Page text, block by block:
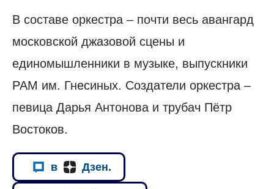
В составе оркестра – почти весь авангард
московской джазовой сцены и
единомышленники в музыке, выпускники
РАМ им. Гнесиных. Создатели оркестра –
певица Дарья Антонова и трубач Пётр
Востоков.
в Дзен.